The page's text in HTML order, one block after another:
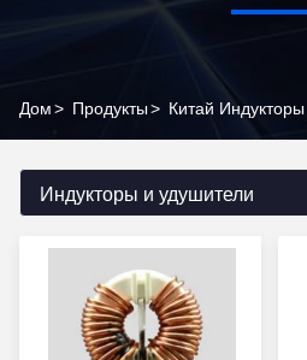
Дом> Продукты> Китай
Индукторы и удушители